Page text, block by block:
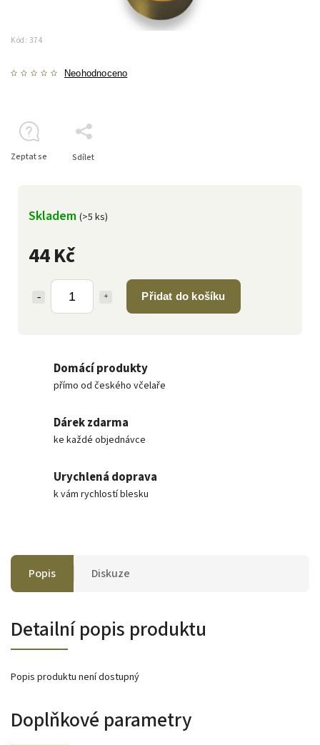
Kód: 374
Neohodnoceno
44 Kč
Přidat do košíku
Skladem (>5 ks)
Zeptat se Sdílet
Domácí produkty
přímo od českého včelaře
Dárek zdarma
ke každé objednávce
Urychlená doprava
k vám rychlostí blesku
Popis Diskuze
Detailní popis produktu
Popis produktu není dostupný
Doplňkové parametry